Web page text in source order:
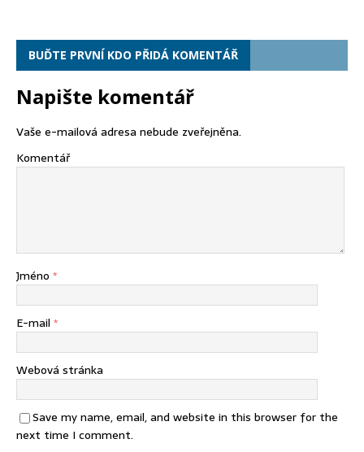
BUĎTE PRVNÍ KDO PŘIDÁ KOMENTÁŘ
Napište komentář
Vaše e-mailová adresa nebude zveřejněna.
Komentář
Jméno *
E-mail *
Webová stránka
Save my name, email, and website in this browser for the
next time I comment.